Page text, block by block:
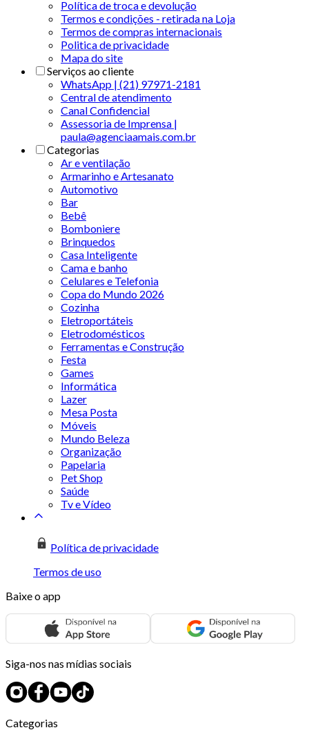
Política de troca e devolução
Termos e condições - retirada na Loja
Termos de compras internacionais
Politica de privacidade
Mapa do site
Serviços ao cliente
WhatsApp | (21) 97971-2181
Central de atendimento
Canal Confidencial
Assessoria de Imprensa |
paula@agenciaamais.com.br
Categorias
Ar e ventilação
Armarinho e Artesanato
Automotivo
Bar
Bebê
Bomboniere
Brinquedos
Casa Inteligente
Cama e banho
Celulares e Telefonia
Copa do Mundo 2026
Cozinha
Eletroportáteis
Eletrodomésticos
Ferramentas e Construção
Festa
Games
Informática
Lazer
Mesa Posta
Móveis
Mundo Beleza
Organização
Papelaria
Pet Shop
Saúde
Tv e Vídeo
Política de privacidade
Termos de uso
Baixe o app
Siga-nos nas mídias sociais
Categorias